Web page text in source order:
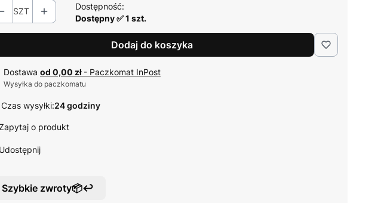
SZT
Dostępność:
Dostępny ✅ 1 szt.
Dodaj do koszyka
Dostawa od 0,00 zł - Paczkomat InPost
Wysyłka do paczkomatu
Czas wysyłki:24 godziny
o produkt
Udostępnij
Szybkie zwroty📦↩️